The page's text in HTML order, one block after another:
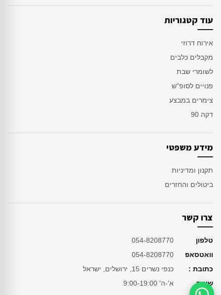
עוד קטגוריות
אירוח דרוזי
מקבלים כלבים
לשומרי שבת
פנויים לסופ"ש
צימרים במבצע
דקה 90
מידע משפטי
תקנון ומדיניות
ביטולים והחזרים
צרו קשר
טלפון
054-8208770
וואטסאפ
054-8208770
כתובת :
כנפי נשרים 15, ירושלים, ישראל
שעות
א'-ה' 9:00-19:00